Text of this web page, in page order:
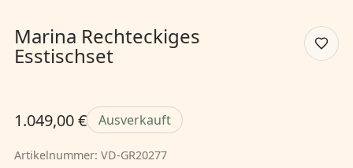
Marina Rechteckiges
Esstischset
1.049,00 € Ausverkauft
Artikelnummer: VD-GR20277